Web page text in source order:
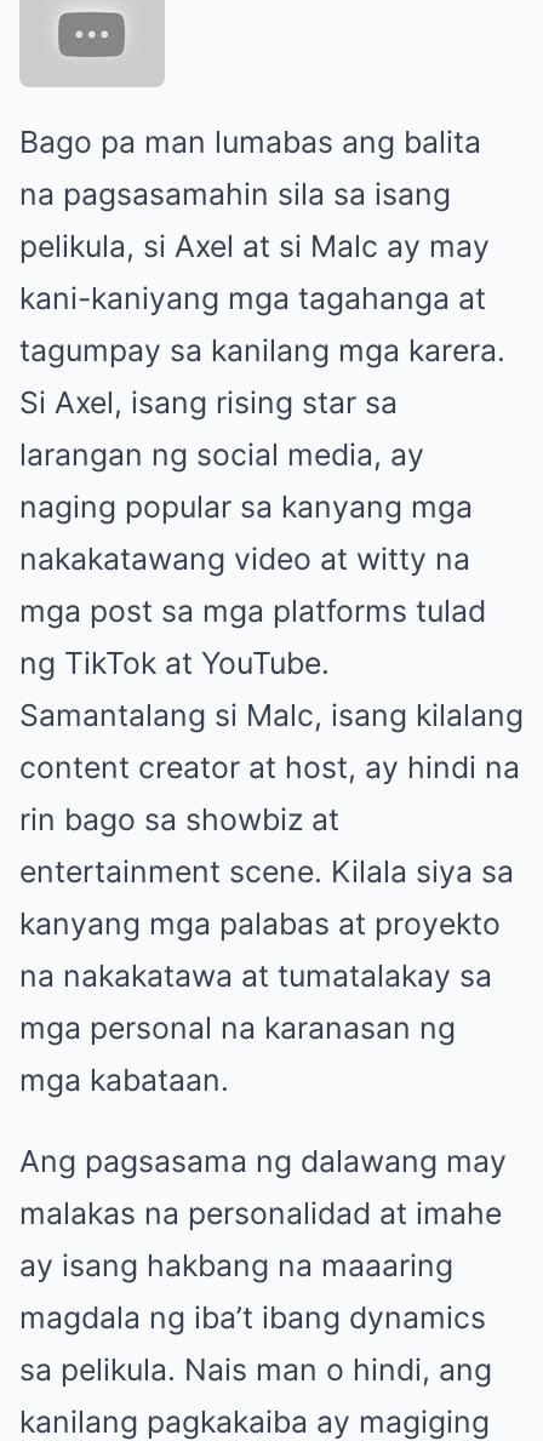
Bago pa man lumabas ang balita
na pagsasamahin sila sa isang
pelikula, si Axel at si Malc ay may
kani-kaniyang mga tagahanga at
tagumpay sa kanilang mga karera.
Si Axel, isang rising star sa
larangan ng social media, ay
naging popular sa kanyang mga
nakakatawang video at witty na
mga post sa mga platforms tulad
ng TikTok at YouTube.
Samantalang si Malc, isang kilalang
content creator at host, ay hindi na
rin bago sa showbiz at
entertainment scene. Kilala siya sa
kanyang mga palabas at proyekto
na nakakatawa at tumatalakay sa
mga personal na karanasan ng
mga kabataan.
Ang pagsasama ng dalawang may
malakas na personalidad at imahe
ay isang hakbang na maaaring
magdala ng iba’t ibang dynamics
sa pelikula. Nais man o hindi, ang
kanilang pagkakaiba ay magiging